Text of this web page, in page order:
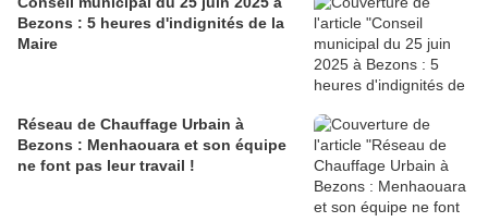
Bezons : 5 heures d'indignités de la
Maire
Réseau de Chauffage Urbain à
Bezons : Menhaouara et son équipe
ne font pas leur travail !